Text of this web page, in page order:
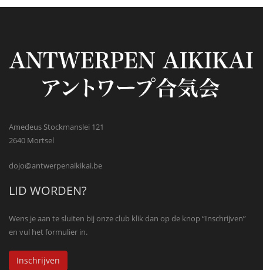
Amedeus Stockmanslei 121
2640 Mortsel
dojo@antwerpenaikikai.be
LID WORDEN?
Wens je aan te sluiten bij onze club klik dan op de knop “Inschrijven”
en vul het formulier in.
Inschrijven